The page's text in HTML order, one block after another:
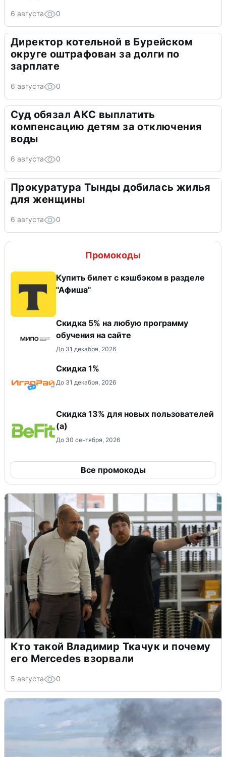
6 августа 0
Директор котельной в Бурейском
округе оштрафован за долги по
зарплате
6 августа 0
Суд обязал АКС выплатить
компенсацию детям за отключения
воды
6 августа 0
Прокуратура Тынды добилась жилья
для женщины
6 августа 0
Промокоды
Купить билет с кэшбэком в разделе
"Афиша"
Скидка 5% на любую программу
обучения на сайте
До 31 декабря, 2026
Скидка 1%
До 31 декабря, 2026
Скидка 13% для новых пользователей
(а)
До 30 сентября, 2026
Все промокоды
Кто такой Владимир Ткачук и почему
его Mercedes взорвали
5 августа 0